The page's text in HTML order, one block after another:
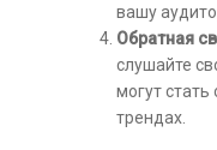
вашу
Обратная
слушайте
могут
трендах.